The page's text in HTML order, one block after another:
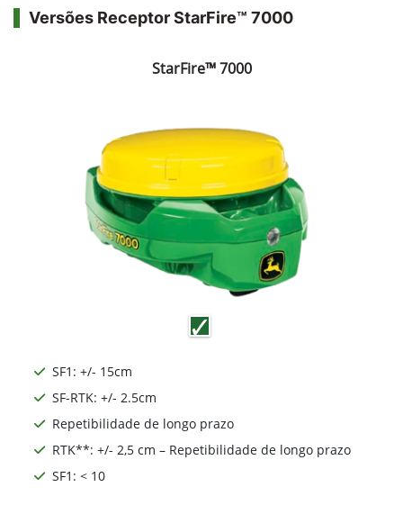
Versões Receptor StarFire™ 7000
StarFire™ 7000
SF1: +/- 15cm
SF-RTK: +/- 2.5cm
Repetibilidade de longo prazo
RTK**: +/- 2,5 cm – Repetibilidade de longo prazo
SF1: < 10